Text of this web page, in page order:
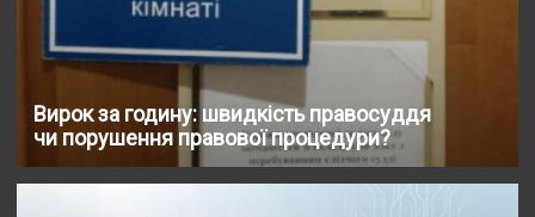
Вирок за годину: швидкість правосуддя
чи порушення правової процедури?